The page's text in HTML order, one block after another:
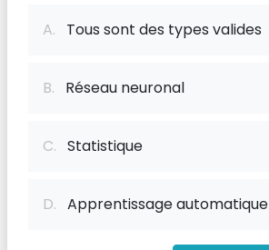
A. Tous sont des types valides
B. Réseau neuronal
C. Statistique
D. Apprentissage automatique